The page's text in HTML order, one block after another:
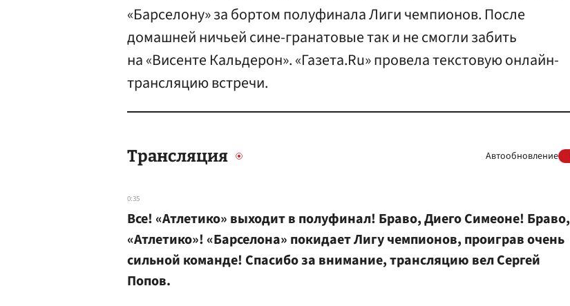
«Барселону» за бортом полуфинала Лиги чемпионов. После
домашней ничьей сине-гранатовые так и не смогли забить
на «Висенте Кальдерон». «Газета.Ru» провела текстовую онлайн-
трансляцию встречи.
Трансляция Автообновление
0:35
Все! «Атлетико» выходит в полуфинал! Браво, Диего Симеоне! Браво,
«Атлетико»! «Барселона» покидает Лигу чемпионов, проиграв очень
сильной команде! Спасибо за внимание, трансляцию вел Сергей
Попов.